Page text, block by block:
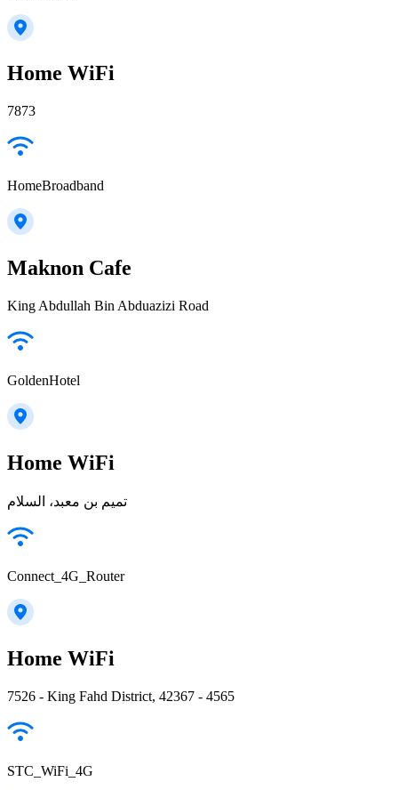
Home WiFi
7873
HomeBroadband
Maknon Cafe
King Abdullah Bin Abduazizi Road
GoldenHotel
Home WiFi
تميم بن معبد، السلام
Connect_4G_Router
Home WiFi
7526 - King Fahd District, 42367 - 4565
STC_WiFi_4G